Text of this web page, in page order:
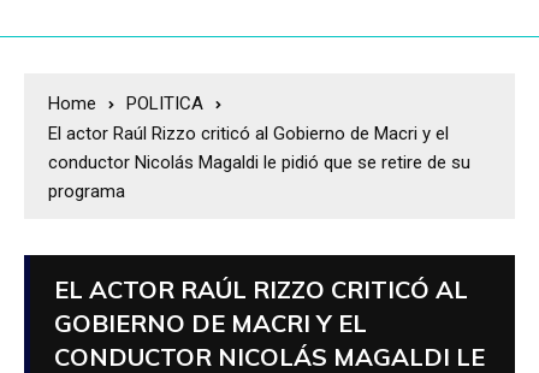
Home
POLITICA
El actor Raúl Rizzo criticó al Gobierno de Macri y el
conductor Nicolás Magaldi le pidió que se retire de su
programa
EL ACTOR RAÚL RIZZO CRITICÓ AL
GOBIERNO DE MACRI Y EL
CONDUCTOR NICOLÁS MAGALDI LE